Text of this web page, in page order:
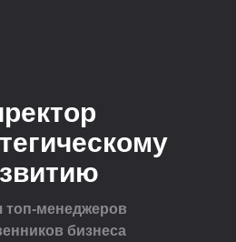
топ-менеджеров
бизнеса